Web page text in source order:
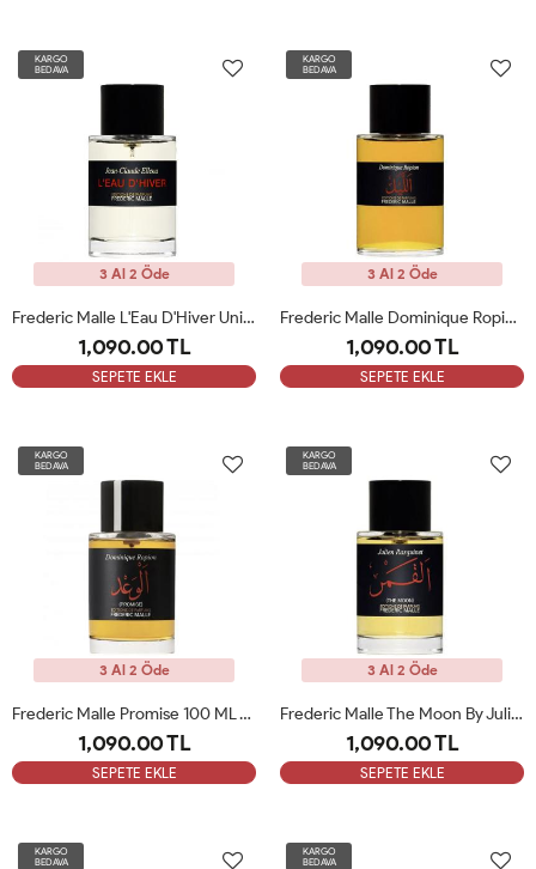
KARGO
BEDAVA
3 Al 2 Öde
Frederic Malle L'Eau D'Hiver Unisex Parfüm 100 Ml Tester
1,090.00 TL
SEPETE EKLE
KARGO
BEDAVA
3 Al 2 Öde
Frederic Malle Dominique Ropion The Night 100 Ml Edp Tester
1,090.00 TL
SEPETE EKLE
KARGO
BEDAVA
3 Al 2 Öde
Frederic Malle Promise 100 ML Tester
1,090.00 TL
SEPETE EKLE
KARGO
BEDAVA
3 Al 2 Öde
Frederic Malle The Moon By Julien Rasquinet (100 Ml) Tester
1,090.00 TL
SEPETE EKLE
KARGO
BEDAVA
KARGO
BEDAVA